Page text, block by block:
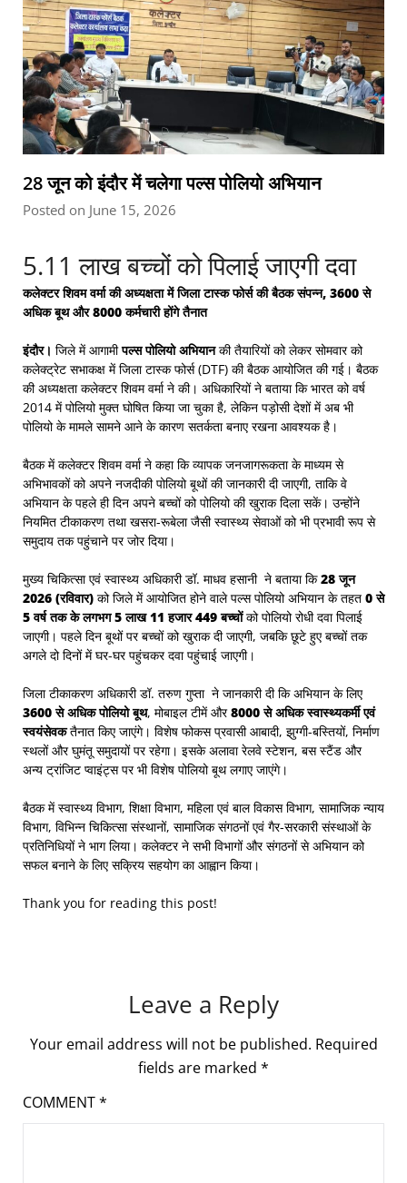
28 जून को इंदौर में चलेगा पल्स पोलियो अभियान
Posted on June 15, 2026
5.11 लाख बच्चों को पिलाई जाएगी दवा
कलेक्टर शिवम वर्मा की अध्यक्षता में जिला टास्क फोर्स की बैठक संपन्न, 3600 से
अधिक बूथ और 8000 कर्मचारी होंगे तैनात
इंदौर। जिले में आगामीपल्स पोलियो अभियानकी तैयारियों को लेकर सोमवार को
कलेक्ट्रेट सभाकक्ष में जिला टास्क फोर्स (DTF) की बैठक आयोजित की गई। बैठक
की अध्यक्षता कलेक्टर शिवम वर्मा ने की। अधिकारियों ने बताया कि भारत को वर्ष
2014 में पोलियो मुक्त घोषित किया जा चुका है, लेकिन पड़ोसी देशों में अब भी
पोलियो के मामले सामने आने के कारण सतर्कता बनाए रखना आवश्यक है।
बैठक में कलेक्टर शिवम वर्मा ने कहा कि व्यापक जनजागरूकता के माध्यम से
अभिभावकों को अपने नजदीकी पोलियो बूथों की जानकारी दी जाएगी, ताकि वे
अभियान के पहले ही दिन अपने बच्चों को पोलियो की खुराक दिला सकें। उन्होंने
नियमित टीकाकरण तथा खसरा-रूबेला जैसी स्वास्थ्य सेवाओं को भी प्रभावी रूप से
समुदाय तक पहुंचाने पर जोर दिया।
मुख्य चिकित्सा एवं स्वास्थ्य अधिकारीडॉ. माधव हसानी ने बताया कि28 जून
2026 (रविवार) को जिले में आयोजित होने वाले पल्स पोलियो अभियान के तहत 0 से
5 वर्ष तक के लगभग 5 लाख 11 हजार 449 बच्चोंको पोलियो रोधी दवा पिलाई
जाएगी। पहले दिन बूथों पर बच्चों को खुराक दी जाएगी, जबकि छूटे हुए बच्चों तक
अगले दो दिनों में घर-घर पहुंचकर दवा पहुंचाई जाएगी।
जिला टीकाकरण अधिकारीडॉ. तरुण गुप्ता ने जानकारी दी कि अभियान के लिए
3600 से अधिक पोलियो बूथ, मोबाइल टीमें और8000 से अधिक स्वास्थ्यकर्मी एवं
स्वयंसेवकतैनात किए जाएंगे। विशेष फोकस प्रवासी आबादी, झुग्गी-बस्तियों, निर्माण
स्थलों और घुमंतू समुदायों पर रहेगा। इसके अलावा रेलवे स्टेशन, बस स्टैंड और
अन्य ट्रांजिट प्वाइंट्स पर भी विशेष पोलियो बूथ लगाए जाएंगे।
बैठक में स्वास्थ्य विभाग, शिक्षा विभाग, महिला एवं बाल विकास विभाग, सामाजिक न्याय
विभाग, विभिन्न चिकित्सा संस्थानों, सामाजिक संगठनों एवं गैर-सरकारी संस्थाओं के
प्रतिनिधियों ने भाग लिया। कलेक्टर ने सभी विभागों और संगठनों से अभियान को
सफल बनाने के लिए सक्रिय सहयोग का आह्वान किया।
Thank you for reading this post!
Leave a Reply
Your email address will not be published. Required
fields are marked *
COMMENT*